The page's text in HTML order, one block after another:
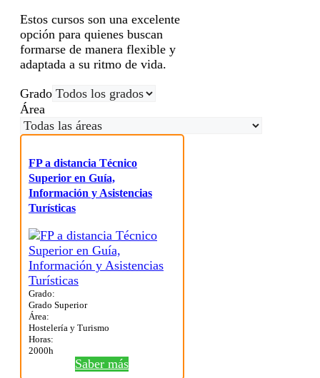
Estos cursos son una excelente
opción para quienes buscan
formarse de manera flexible y
adaptada a su ritmo de vida.
Grado
Área
FP a distancia Técnico
Superior en Guía,
Información y Asistencias
Turísticas
Grado:
Grado Superior
Área:
Hostelería y Turismo
Horas:
2000h
Saber más